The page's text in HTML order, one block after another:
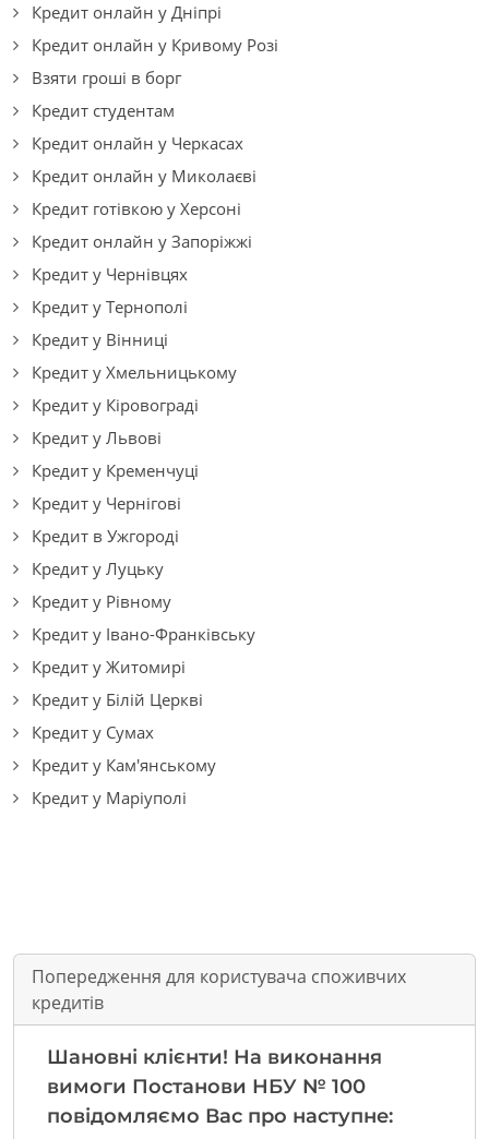
Кредит онлайн у Дніпрі
Кредит онлайн у Кривому Розі
Взяти гроші в борг
Кредит студентам
Кредит онлайн у Черкасах
Кредит онлайн у Миколаєві
Кредит готівкою у Херсоні
Кредит онлайн у Запоріжжі
Кредит у Чернівцях
Кредит у Тернополі
Кредит у Вінниці
Кредит у Хмельницькому
Кредит у Кіровограді
Кредит у Львові
Кредит у Кременчуці
Кредит у Чернігові
Кредит в Ужгороді
Кредит у Луцьку
Кредит у Рівному
Кредит у Івано-Франківську
Кредит у Житомирі
Кредит у Білій Церкві
Кредит у Сумах
Кредит у Кам'янському
Кредит у Маріуполі
Попередження для користувача споживчих
кредитів
Шановні клієнти! На виконання
вимоги Постанови НБУ № 100
повідомляємо Вас про наступне: